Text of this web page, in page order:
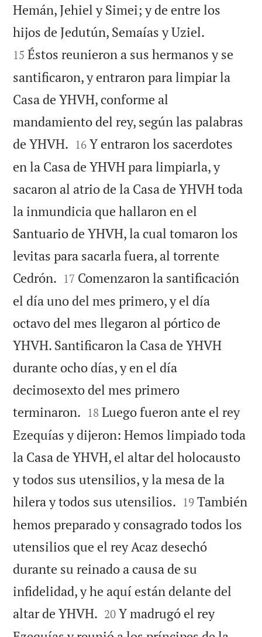
Hemán, Jehiel y Simei; y de entre los
hijos de Jedutún, Semaías y Uziel.
15 Éstos reunieron a sus hermanos y se
santificaron, y entraron para limpiar la
Casa de YHVH, conforme al
mandamiento del rey, según las palabras
de YHVH. 

16 Y entraron los sacerdotes
en la Casa de YHVH para limpiarla, y
sacaron al atrio de la Casa de YHVH toda
la inmundicia que hallaron en el
Santuario de YHVH, la cual tomaron los
levitas para sacarla fuera, al torrente
Cedrón. 

17 Comenzaron la santificación
el día uno del mes primero, y el día
octavo del mes llegaron al pórtico de
YHVH. Santificaron la Casa de YHVH
durante ocho días, y en el día
decimosexto del mes primero
terminaron. 

18 Luego fueron ante el rey
Ezequías y dijeron: Hemos limpiado toda
la Casa de YHVH, el altar del holocausto
y todos sus utensilios, y la mesa de la
hilera y todos sus utensilios. 

19 También
hemos preparado y consagrado todos los
utensilios que el rey Acaz desechó
durante su reinado a causa de su
infidelidad, y he aquí están delante del
altar de YHVH. 

20 Y madrugó el rey